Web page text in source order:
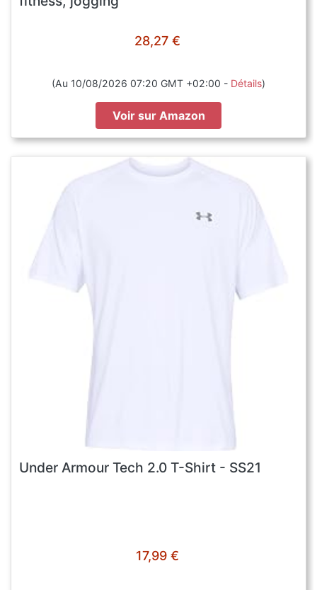
28,27 €
(Au 10/08/2026 07:20 GMT +02:00 - Détails)
Voir sur Amazon
Under Armour Tech 2.0 T-Shirt - SS21
17,99 €